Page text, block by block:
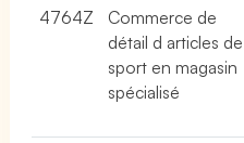
4764Z
Commerce de
détail d articles de
sport en magasin
spécialisé